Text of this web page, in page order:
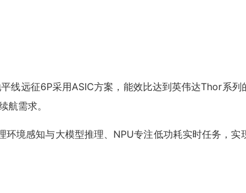
线远征6P采用ASIC方案，能效比达到英伟达Thor系列
航需求。
境感知与大模型推理、NPU专注低功耗实时任务，实